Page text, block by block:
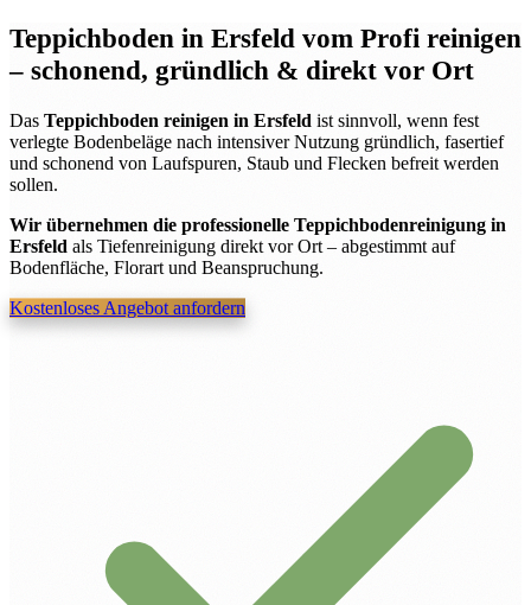
Teppichboden in Ersfeld vom Profi reinigen
– schonend, gründlich & direkt vor Ort
Das Teppichboden reinigen in Ersfeld ist sinnvoll, wenn fest
verlegte Bodenbeläge nach intensiver Nutzung gründlich, fasertief
und schonend von Laufspuren, Staub und Flecken befreit werden
sollen.
Wir übernehmen die professionelle Teppichbodenreinigung in
Ersfeld als Tiefenreinigung direkt vor Ort – abgestimmt auf
Bodenfläche, Florart und Beanspruchung.
Kostenloses Angebot anfordern